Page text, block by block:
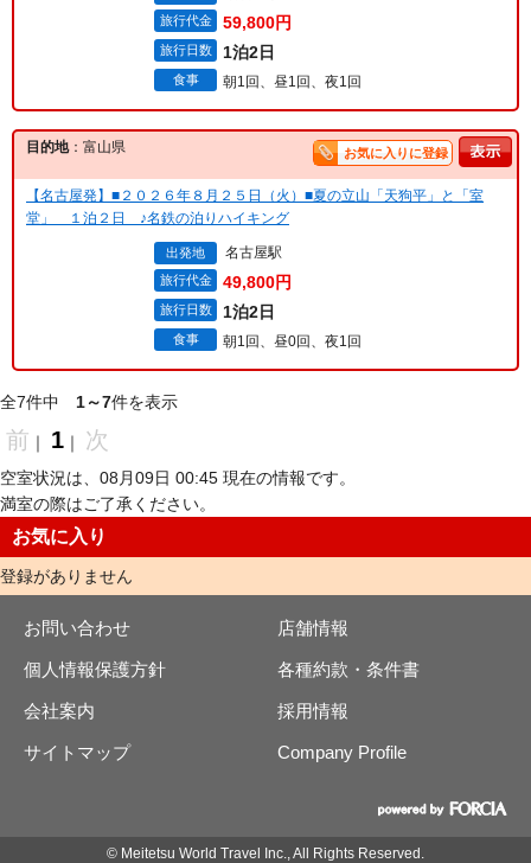
旅行代金 59,800円
旅行日数 1泊2日
食事 朝1回、昼1回、夜1回
目的地：富山県 お気に入りに登録
【名古屋発】■２０２６年８月２５日（火）■夏の立山「天狗平」と「室
堂」 １泊２日 ♪名鉄の泊りハイキング
出発地 名古屋駅
旅行代金 49,800円
旅行日数 1泊2日
食事 朝1回、昼0回、夜1回
全7件中 1～7件を表示
前 ｜ 1 ｜ 次
空室状況は、08月09日 00:45 現在の情報です。
満室の際はご了承ください。
お気に入り
登録がありません
お問い合わせ 店舗情報
個人情報保護方針 各種約款・条件書
会社案内 採用情報
サイトマップ Company Profile
© Meitetsu World Travel Inc., All Rights Reserved.